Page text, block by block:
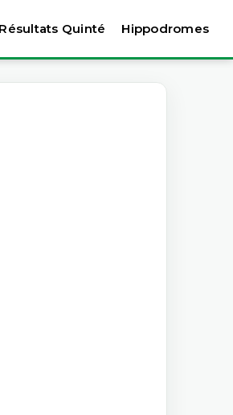
Résultats Quinté Hippodromes